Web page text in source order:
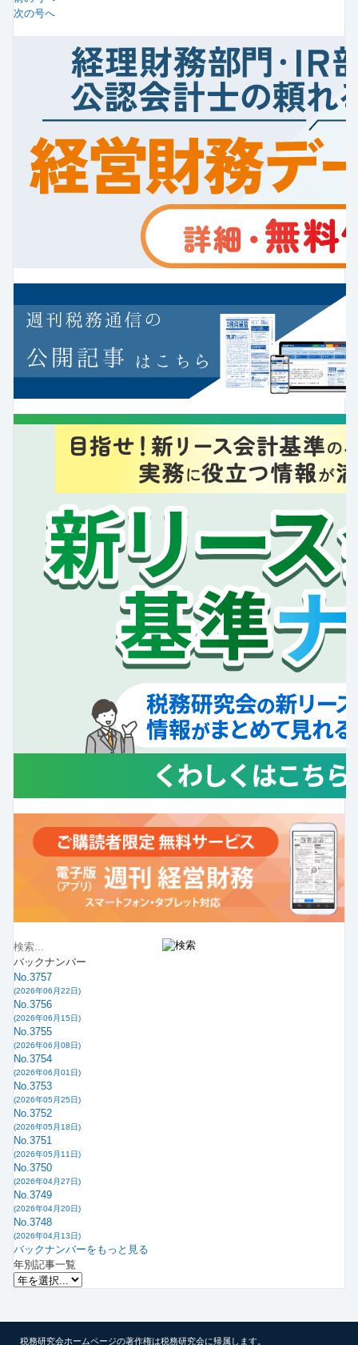
次の号へ
バックナンバー
No.3757
(2026年06月22日)
No.3756
(2026年06月15日)
No.3755
(2026年06月08日)
No.3754
(2026年06月01日)
No.3753
(2026年05月25日)
No.3752
(2026年05月18日)
No.3751
(2026年05月11日)
No.3750
(2026年04月27日)
No.3749
(2026年04月20日)
No.3748
(2026年04月13日)
バックナンバーをもっと見る
年別記事一覧
税務研究会ホームページの著作権は税務研究会に帰属します。